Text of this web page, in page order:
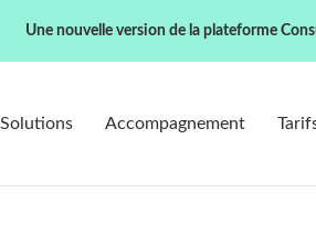
Une nouvelle version de la plateforme
Solutions Accompagnement